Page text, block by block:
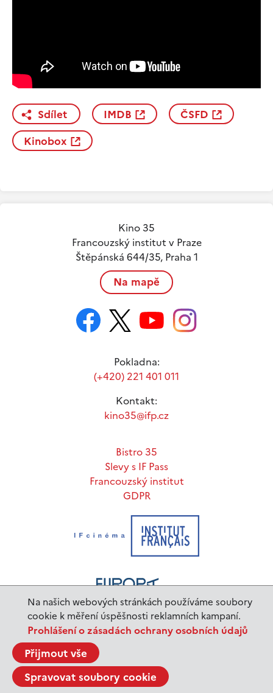
Na našich webových stránkách používáme soubory
cookie k měření úspěšnosti reklamních kampaní.
Prohlášení o zásadách ochrany osobních údajů
Přijmout vše
Spravovat soubory cookie
Sdílet IMDB
ČSFD
Kinobox
Kino 35
Francouzský institut v Praze
Štěpánská 644/35, Praha 1
Na mapě
Pokladna:
(+420) 221 401 011
Kontakt:
kino35@ifp.cz
Bistro 35
Slevy s IF Pass
Francouzský institut
GDPR
© 2023 Institut français de Prague |
code:BurnITdesign:Tajpej Design